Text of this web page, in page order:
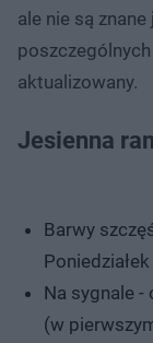
ale nie są
aktualizowany.
Jesienna
Barwy
Na sygnale -
(w